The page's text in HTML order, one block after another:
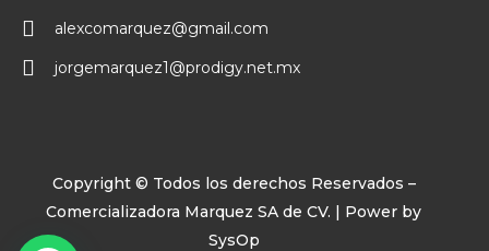
alexcomarquez@gmail.com
jorgemarquez1@prodigy.net.mx
Copyright © Todos los derechos Reservados –
Comercializadora Marquez SA de CV. | Power by
SysOp